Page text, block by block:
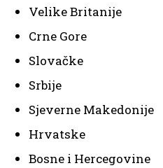
Velike Britanije
Crne Gore
Slovačke
Srbije
Sjeverne Makedonije
Hrvatske
Bosne i Hercegovine